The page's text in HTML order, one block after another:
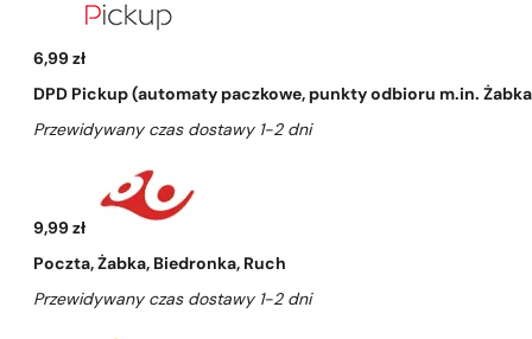
6,99 zł
DPD Pickup (automaty paczkowe, punkty odbioru m.in.
Przewidywany czas dostawy 1-2 dni
9,99 zł
Poczta, Żabka, Biedronka, Ruch
Przewidywany czas dostawy 1-2 dni